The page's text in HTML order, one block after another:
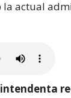
actual